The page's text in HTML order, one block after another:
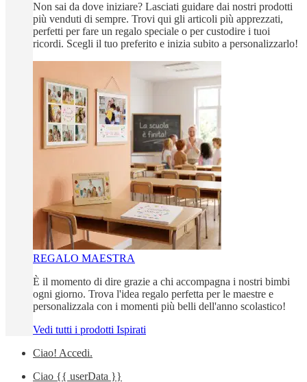
Non sai da dove iniziare? Lasciati guidare dai nostri prodotti
più venduti di sempre. Trovi qui gli articoli più apprezzati,
perfetti per fare un regalo speciale o per custodire i tuoi
ricordi. Scegli il tuo preferito e inizia subito a personalizzarlo!
REGALO MAESTRA
È il momento di dire grazie a chi accompagna i nostri bimbi
ogni giorno. Trova l'idea regalo perfetta per le maestre e
personalizzala con i momenti più belli dell'anno scolastico!
Vedi tutti i prodotti Ispirati
Ciao! Accedi.
Ciao {{ userData }}